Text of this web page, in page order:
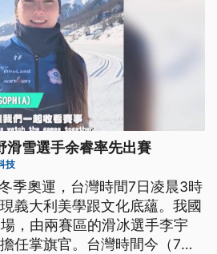
滑雪選手余睿率先出賽
技
季奧運，台灣時間7日凌晨3時
義大利美學跟文化底蘊。我國
，由兩賽區的滑冰選手李宇
任掌旗官。台灣時間今（7）